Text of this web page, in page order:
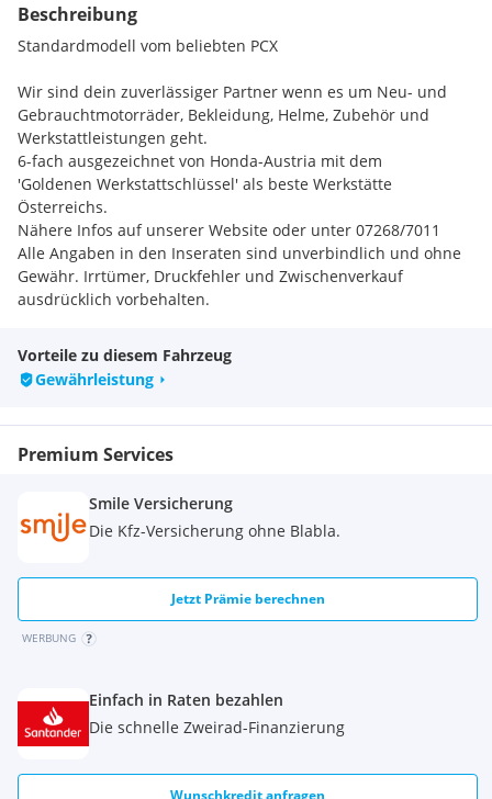
Beschreibung
Standardmodell vom beliebten PCX
Wir sind dein zuverlässiger Partner wenn es um Neu- und
Gebrauchtmotorräder, Bekleidung, Helme, Zubehör und
Werkstattleistungen geht.
6-fach ausgezeichnet von Honda-Austria mit dem
'Goldenen Werkstattschlüssel' als beste Werkstätte
Österreichs.
Nähere Infos auf unserer Website oder unter 07268/7011
Alle Angaben in den Inseraten sind unverbindlich und ohne
Gewähr. Irrtümer, Druckfehler und Zwischenverkauf
ausdrücklich vorbehalten.
Vorteile zu diesem Fahrzeug
Gewährleistung
Premium Services
Smile Versicherung
Die Kfz-Versicherung ohne Blabla.
Jetzt Prämie berechnen
WERBUNG
Einfach in Raten bezahlen
Die schnelle Zweirad-Finanzierung
Wunschkredit anfragen